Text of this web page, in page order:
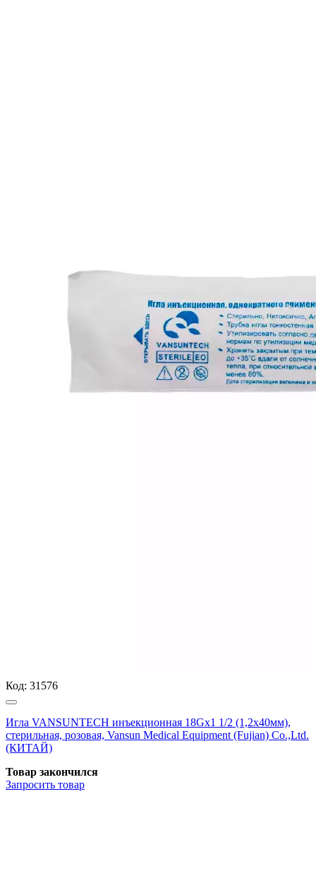
Код: 31576
Игла VANSUNTECH инъекционная 18Gх1 1/2 (1,2х40мм),
стерильная, розовая, Vansun Medical Equipment (Fujian) Co.,Ltd.
(КИТАЙ)
Товар закончился
Запросить товар